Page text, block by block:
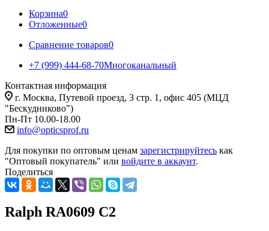
Корзина0
Отложенные0
Сравнение товаров0
+7 (999) 444-68-70Многоканальный
Контактная информация
г. Москва, Путевой проезд, 3 стр. 1, офис 405 (МЦД
"Бескудниково")
Пн-Пт 10.00-18.00
info@opticsprof.ru
Для покупки по оптовым ценам зарегистрируйтесь как
"Оптовый покупатель" или войдите в аккаунт.
Поделиться
Ralph RA0609 C2